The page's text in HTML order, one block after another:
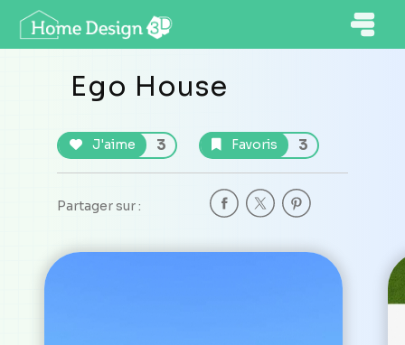
Ego House
J'aime 3 Favoris 3
Partager sur :